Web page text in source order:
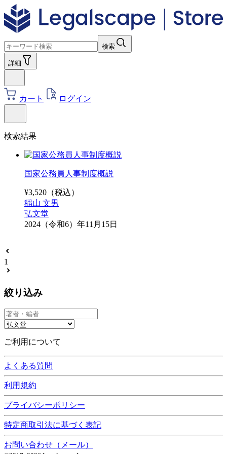
検索
詳細
カート ログイン
検索結果
国家公務員人事制度概説
¥3,520 （税込）
稲山 文男
弘文堂
2024（令和6）年11月15日
1
絞り込み
ご利用について
よくある質問
利用規約
プライバシーポリシー
特定商取引法に基づく表記
お問い合わせ（メール）